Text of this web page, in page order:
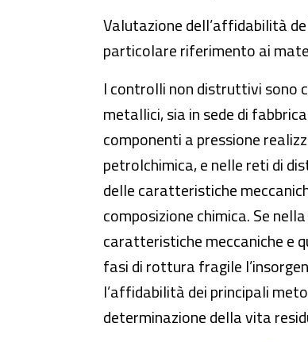
Valutazione dell’affidabilità
particolare riferimento ai
I controlli non distruttivi sono
metallici, sia in sede di
componenti a pressione
petrolchimica, e nelle reti di
delle caratteristiche
composizione chimica. Se
caratteristiche meccaniche e
fasi di rottura fragile
l’affidabilità dei principali
determinazione della vita